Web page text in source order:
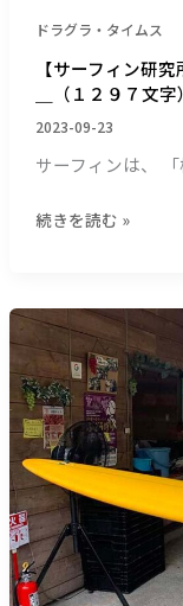
ドラグラ・タイムス
【サーフィン研
＿（１２９７文字）
2023-09-23
サーフィンは、
ル
バ
社
の
タ
く
涙
＿
（１
２
９
７
文
字）
続きを読む »
【サ
ー
フ
ィ
ン
研
究
所
特
盛
り】